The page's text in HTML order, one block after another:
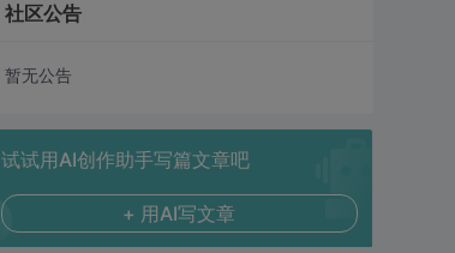
社区公告
暂无公告
试试用AI创作助手写篇文章吧
+ 用AI写文章